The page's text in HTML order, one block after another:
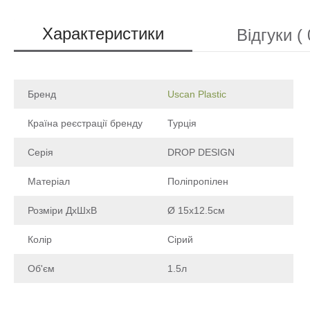
Характеристики Відгуки (
Бренд Uscan Plastic
Країна реєстрації бренду Турція
Серія DROP DESIGN
Матеріал Поліпропілен
Розміри ДхШхВ Ø 15х12.5см
Колір Сірий
Об'єм
1.5л